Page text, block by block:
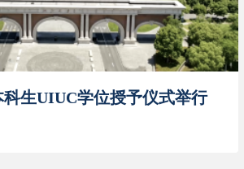
科生UIUC学位授予仪式举行